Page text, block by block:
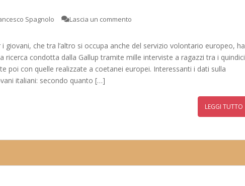
Spagnolo Lascia un commento
i giovani, che tra l’altro si occupa anche del servizio volontario europeo, ha
ricerca condotta dalla Gallup tramite mille interviste a ragazzi tra i quindici
poi con quelle realizzate a coetanei europei. Interessanti i dati sulla
italiani: secondo quanto […]
LEGGI TUTTO